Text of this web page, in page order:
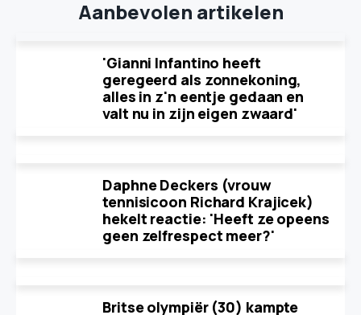
Aanbevolen artikelen
'Gianni Infantino heeft
geregeerd als zonnekoning,
alles in z'n eentje gedaan en
valt nu in zijn eigen zwaard'
Daphne Deckers (vrouw
tennisicoon Richard Krajicek)
hekelt reactie: 'Heeft ze opeens
geen zelfrespect meer?'
Britse olympiër (30) kampte